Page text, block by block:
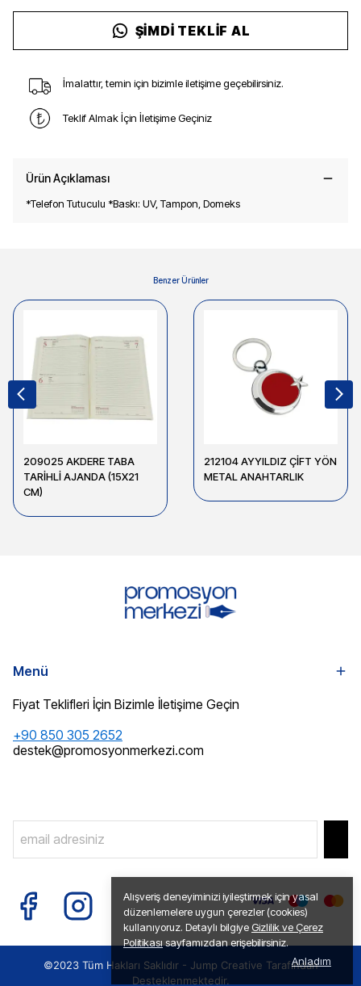
Alışveriş deneyiminizi iyileştirmek için yasal
düzenlemelere uygun çerezler (cookies)
kullanıyoruz. Detaylı bilgiye Gizlilik ve Çerez
Politikası sayfamızdan erişebilirsiniz.
Anladım
ŞIMDI TEKLIF AL
İmalattır, temin için bizimle iletişime geçebilirsiniz.
Teklif Almak İçin İletişime Geçiniz
Ürün Açıklaması
*Telefon Tutuculu *Baskı: UV, Tampon, Domeks
Benzer Ürünler
209025 AKDERE TABA
TARİHLİ AJANDA (15X21
CM)
212104 AYYILDIZ ÇİFT YÖN
METAL ANAHTARLIK
Menü
Fiyat Teklifleri İçin Bizimle İletişime Geçin
+90 850 305 2652
destek@promosyonmerkezi.com
©2023 Tüm Hakları Saklıdır - Jump Creative Tarafından
Desteklenmektedir.